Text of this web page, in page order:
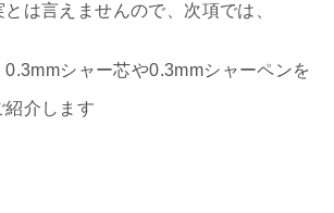
は言えませんので、次項では、
0.3mmシャー芯や0.3mmシャーペンを
紹介します